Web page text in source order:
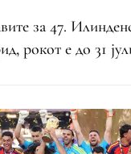
за 47.
рокот е до 31